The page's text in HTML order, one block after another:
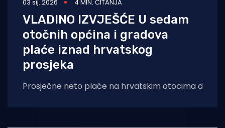
03 sij. 2026 4 MIN. ČITANJA
VLADINO IZVJEŠĆE U sedam
otočnih općina i gradova
plaće iznad hrvatskog
prosjeka
Prosječne neto plaće na hrvatskim otocima